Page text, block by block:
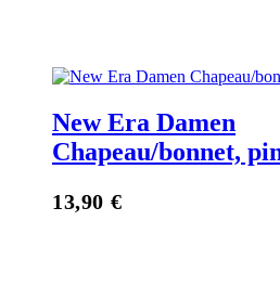
New Era Damen
Chapeau/bonnet,
13,90 €